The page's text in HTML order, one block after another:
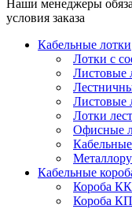
Наши менеджеры
условия заказа
Кабельные лотки
Лотки с
Листовые
Листовые
Лотки
Офисные
Кабельные
Короба
Короба КП